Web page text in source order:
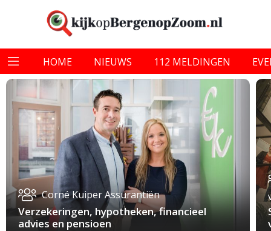
HOME NIEUWS 112 MELDINGEN
Corné Kuiper Assurantiën
Verzekeringen, hypotheken, financieel
advies en pensioen